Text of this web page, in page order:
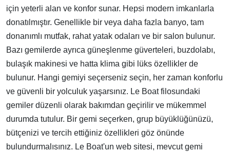
için yeterli alan ve konfor sunar. Hepsi modern imkanlarla
donatılmıştır. Genellikle bir veya daha fazla banyo, tam
donanımlı mutfak, rahat yatak odaları ve bir salon bulunur.
Bazı gemilerde ayrıca güneşlenme güverteleri, buzdolabı,
bulaşık makinesi ve hatta klima gibi lüks özellikler de
bulunur. Hangi gemiyi seçerseniz seçin, her zaman konforlu
ve güvenli bir yolculuk yaşarsınız. Le Boat filosundaki
gemiler düzenli olarak bakımdan geçirilir ve mükemmel
durumda tutulur. Bir gemi seçerken, grup büyüklüğünüzü,
bütçenizi ve tercih ettiğiniz özellikleri göz önünde
bulundurmalısınız. Le Boat'un web sitesi, mevcut gemi